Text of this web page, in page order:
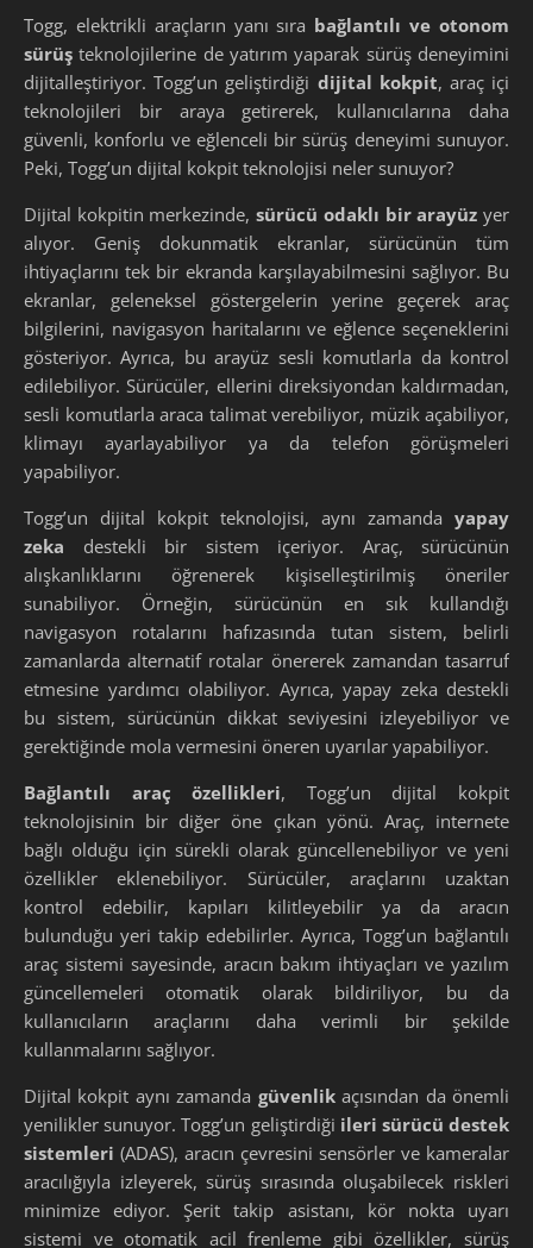
Togg, elektrikli araçların yanı sıra bağlantılı ve otonom
sürüş teknolojilerine de yatırım yaparak sürüş deneyimini
dijitalleştiriyor. Togg’un geliştirdiği dijital kokpit, araç içi
teknolojileri bir araya getirerek, kullanıcılarına daha
güvenli, konforlu ve eğlenceli bir sürüş deneyimi sunuyor.
Peki, Togg’un dijital kokpit teknolojisi neler sunuyor?
Dijital kokpitin merkezinde,sürücü odaklı bir arayüz yer
alıyor. Geniş dokunmatik ekranlar, sürücünün tüm
ihtiyaçlarını tek bir ekranda karşılayabilmesini sağlıyor. Bu
ekranlar, geleneksel göstergelerin yerine geçerek araç
bilgilerini, navigasyon haritalarını ve eğlence seçeneklerini
gösteriyor. Ayrıca, bu arayüz sesli komutlarla da kontrol
edilebiliyor. Sürücüler, ellerini direksiyondan kaldırmadan,
sesli komutlarla araca talimat verebiliyor, müzik açabiliyor,
klimayı ayarlayabiliyor ya da telefon görüşmeleri
yapabiliyor.
Togg’un dijital kokpit teknolojisi, aynı zamanda yapay
zeka destekli bir sistem içeriyor. Araç, sürücünün
alışkanlıklarını öğrenerek kişiselleştirilmiş öneriler
sunabiliyor. Örneğin, sürücünün en sık kullandığı
navigasyon rotalarını hafızasında tutan sistem, belirli
zamanlarda alternatif rotalar önererek zamandan tasarruf
etmesine yardımcı olabiliyor. Ayrıca, yapay zeka destekli
bu sistem, sürücünün dikkat seviyesini izleyebiliyor ve
gerektiğinde mola vermesini öneren uyarılar yapabiliyor.
Bağlantılı araç özellikleri, Togg’un dijital kokpit
teknolojisinin bir diğer öne çıkan yönü. Araç, internete
bağlı olduğu için sürekli olarak güncellenebiliyor ve yeni
özellikler eklenebiliyor. Sürücüler, araçlarını uzaktan
kontrol edebilir, kapıları kilitleyebilir ya da aracın
bulunduğu yeri takip edebilirler. Ayrıca, Togg’un bağlantılı
araç sistemi sayesinde, aracın bakım ihtiyaçları ve yazılım
güncellemeleri otomatik olarak bildiriliyor, bu da
kullanıcıların araçlarını daha verimli bir şekilde
kullanmalarını sağlıyor.
Dijital kokpit aynı zamanda güvenlikaçısından da önemli
yenilikler sunuyor. Togg’un geliştirdiği ileri sürücü destek
sistemleri (ADAS), aracın çevresini sensörler ve kameralar
aracılığıyla izleyerek, sürüş sırasında oluşabilecek riskleri
minimize ediyor. Şerit takip asistanı, kör nokta uyarı
sistemi ve otomatik acil frenleme gibi özellikler, sürüş